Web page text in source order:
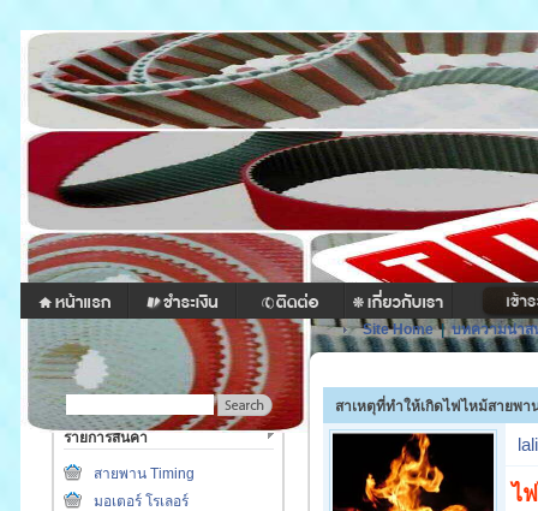
รายการสินค้า
สายพาน Timing
มอเตอร์ โรเลอร์
Site Home|บทความน่าส
สาเหตุที่ทำให้เกิดไฟไหม้สายพา
ไ